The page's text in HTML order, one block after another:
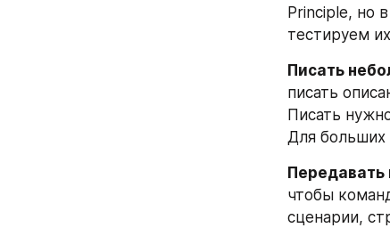
Principle, но
тестируем
Писать
писать
Писать
Для больших
чтобы
сценарии,